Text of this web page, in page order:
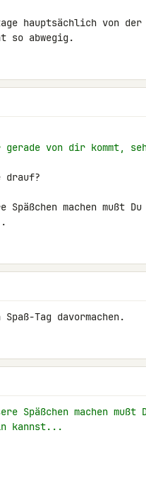
hauptsächlich von der
so abwegig.
gerade von dir kommt,
drauf?
Späßchen machen mußt
Tag davormachen.
Späßchen machen
kannst...